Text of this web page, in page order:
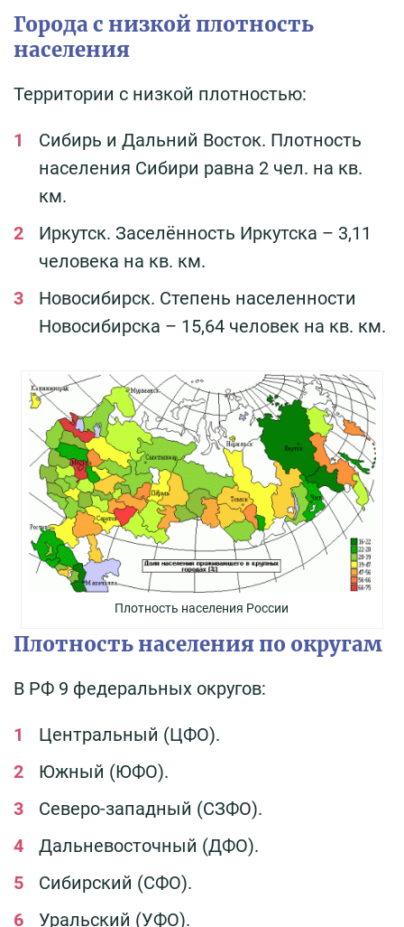
Города с низкой плотность
населения
Территории с низкой плотностью:
Сибирь и Дальний Восток. Плотность
населения Сибири равна 2 чел. на кв.
км.
Иркутск. Заселённость Иркутска – 3,11
человека на кв. км.
Новосибирск. Степень населенности
Новосибирска – 15,64 человек на кв. км.
Плотность населения России
Плотность населения по округам
В РФ 9 федеральных округов:
Центральный (ЦФО).
Южный (ЮФО).
Северо-западный (СЗФО).
Дальневосточный (ДФО).
Сибирский (СФО).
Уральский (УФО).